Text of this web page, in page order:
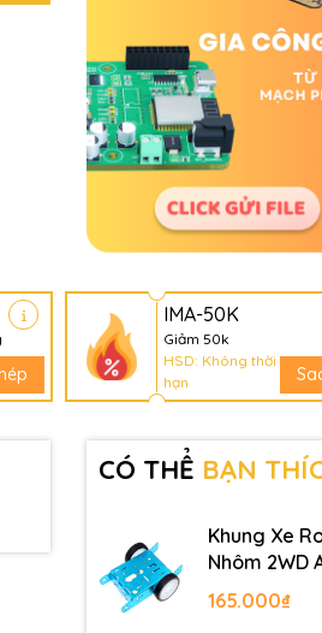
IMA-50K
Giảm 50k
HSD: Không thời
hạn
CÓ THỂ BẠN
Khung Xe
Nhôm 2WD
Metal Robot
Chassis
165.000₫